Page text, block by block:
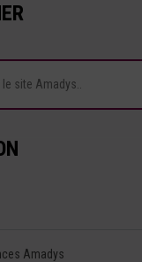
Amadys